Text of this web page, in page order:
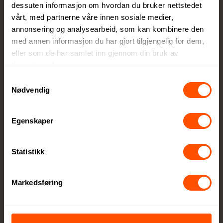
dessuten informasjon om hvordan du bruker nettstedet
vårt, med partnerne våre innen sosiale medier,
annonsering og analysearbeid, som kan kombinere den
med annen informasjon du har gjort tilgjengelig for dem,
eller som de har samlet inn gjennom din bruk av
Nødvendig
Egenskaper
Statistikk
Markedsføring
levering
Stort utvalg kvalitetsprodukter
Utvalgte lagerførte produkter tilgjengelige